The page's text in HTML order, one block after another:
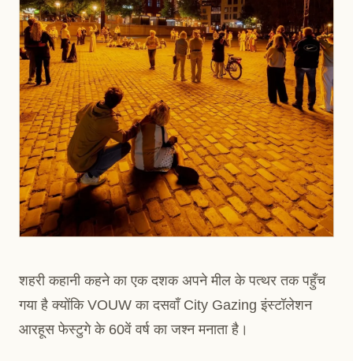
शहरी कहानी कहने का एक दशक अपने मील के पत्थर तक पहुँच
गया है क्योंकि VOUW का दसवाँ City Gazing इंस्टॉलेशन
आरहूस फेस्टुगे के 60वें वर्ष का जश्न मनाता है।